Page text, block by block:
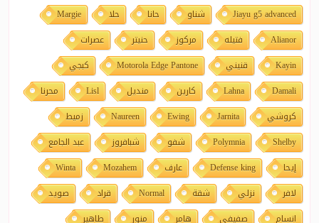
Jiayu g5 advanced شناو حانا حلا
Margie
Alianor
فتيله مركوز حنيتر
عصرات
Kayin
قنيني Motorola Edge Pantone
كبجي
Damali
Lahna كارين منديل Lisl
محرنا
كروشي
Jarnita
Ewing
Naureen
زميط
Shelby
Polymnia شفو شبافروز
عبد الجامع
إيحا
Defense king عارف Mozahem
Winta
لافر
نزلي شقة Normal قراد
صويد
انسام
صفيفي هامر منور طاهير